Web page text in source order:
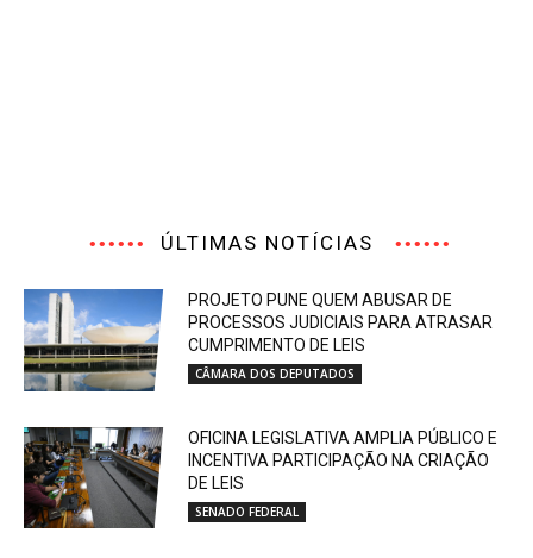
ÚLTIMAS NOTÍCIAS
PROJETO PUNE QUEM ABUSAR DE
PROCESSOS JUDICIAIS PARA ATRASAR
CUMPRIMENTO DE LEIS
CÂMARA DOS DEPUTADOS
OFICINA LEGISLATIVA AMPLIA PÚBLICO E
INCENTIVA PARTICIPAÇÃO NA CRIAÇÃO
DE LEIS
SENADO FEDERAL